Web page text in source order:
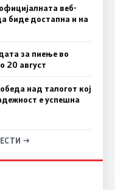
веб-
биде достапна и на
за пиење во
20 август
над талогот кој
е успешна
→